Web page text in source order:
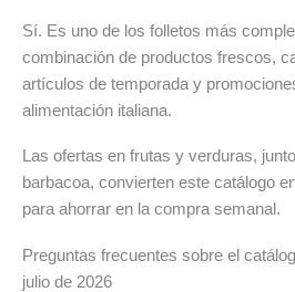
Sí. Es uno de los folletos más
combinación de productos frescos,
artículos de temporada y
alimentación italiana.
Las ofertas en frutas y verduras,
barbacoa, convierten este catálogo
para ahorrar en la compra semanal.
Preguntas frecuentes sobre el
julio de 2026